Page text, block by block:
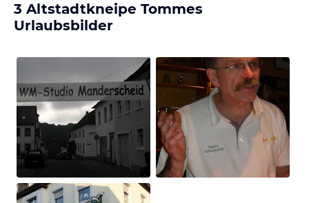
3 Altstadtkneipe Tommes
Urlaubsbilder